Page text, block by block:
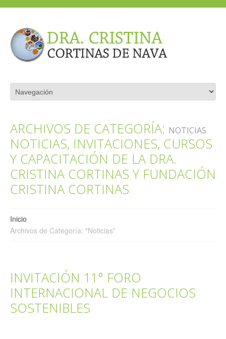
ARCHIVOS DE CATEGORÍA: NOTICIAS
NOTICIAS, INVITACIONES, CURSOS
Y CAPACITACIÓN DE LA DRA.
CRISTINA CORTINAS Y FUNDACIÓN
CRISTINA CORTINAS
Inicio
Archivos de Categoría: "Noticias"
INVITACIÓN 11° FORO
INTERNACIONAL DE NEGOCIOS
SOSTENIBLES